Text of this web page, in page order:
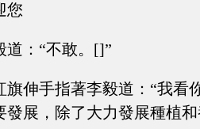
您
道：“不敢。[]”
旗伸手指著李毅道：“我看
發展，除了大力發展種植